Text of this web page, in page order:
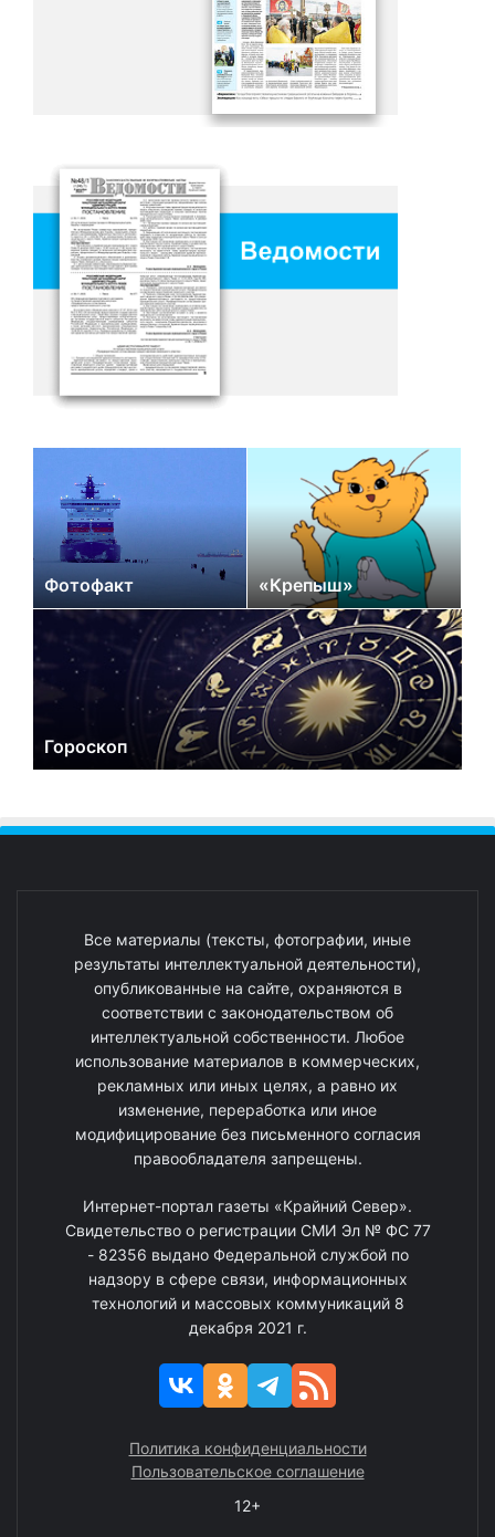
Фотофакт «Крепыш»
Гороскоп
Все материалы (тексты, фотографии, иные
результаты интеллектуальной деятельности),
опубликованные на сайте, охраняются в
соответствии с законодательством об
интеллектуальной собственности. Любое
использование материалов в коммерческих,
рекламных или иных целях, а равно их
изменение, переработка или иное
модифицирование без письменного согласия
правообладателя запрещены.
Интернет-портал газеты «Крайний Север».
Свидетельство о регистрации СМИ Эл № ФС 77
- 82356 выдано Федеральной службой по
надзору в сфере связи, информационных
технологий и массовых коммуникаций 8
декабря 2021 г.
Политика конфиденциальности
Пользовательское соглашение
12+